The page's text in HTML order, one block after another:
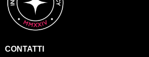
CONTATTI